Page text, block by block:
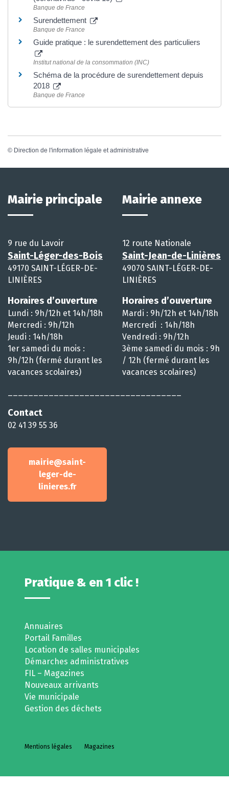
Banque de France
Surendettement
Banque de France
Guide pratique : le surendettement des particuliers
Institut national de la consommation (INC)
Schéma de la procédure de surendettement depuis
2018
Banque de France
© Direction de l'information légale et administrative
Mairie principale
9 rue du Lavoir
Saint-Léger-des-Bois
49170 SAINT-LÉGER-DE-
LINIÈRES
Horaires d’ouverture
Lundi : 9h/12h et 14h/18h
Mercredi : 9h/12h
Jeudi : 14h/18h
1er samedi du mois :
9h/12h (fermé durant les
vacances scolaires)
Contact
02 41 39 55 36
mairie@saint-
leger-de-
linieres.fr
Mairie annexe
12 route Nationale
Saint-Jean-de-Linières
49070 SAINT-LÉGER-DE-
LINIÈRES
Horaires d’ouverture
Mardi : 9h/12h et 14h/18h
Mercredi : 14h/18h
Vendredi : 9h/12h
3ème samedi du mois : 9h
/ 12h (fermé durant les
vacances scolaires)
Pratique & en 1 clic !
Annuaires
Portail Familles
Location de salles municipales
Démarches administratives
FIL – Magazines
Nouveaux arrivants
Vie municipale
Gestion des déchets
Mentions légales Magazines